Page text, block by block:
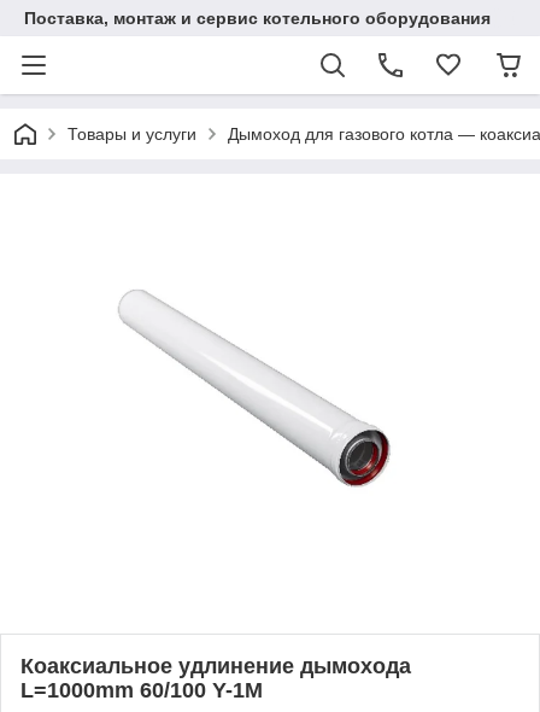
Поставка, монтаж и сервис котельного оборудования
Товары и услуги Дымоход для газового котла —
Коаксиальное удлинение дымохода
L=1000mm 60/100 Y-1M